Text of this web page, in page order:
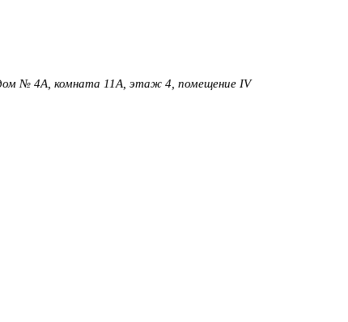
дом № 4А, комната 11А, этаж 4, помещение IV